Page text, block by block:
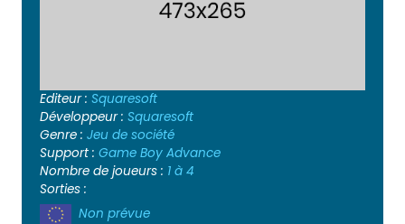
Editeur : Squaresoft
Développeur : Squaresoft
Genre : Jeu de société
Support : Game Boy Advance
Nombre de joueurs : 1 à 4
Sorties :
Non prévue